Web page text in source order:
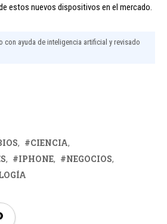
estos nuevos dispositivos en el mercado.
con ayuda de inteligencia artificial y revisado
CIENCIA
IPHONE
NEGOCIOS